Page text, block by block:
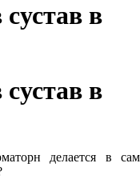
в
в
делается в сам